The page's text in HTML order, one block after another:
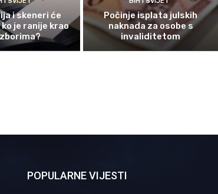
i skeneri će
je ranije krao
Počinje isplata julskih
naknada za osobe s
invaliditetom
POPULARNE VIJESTI